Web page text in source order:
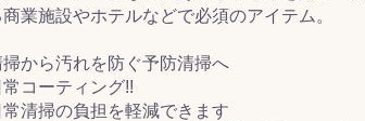
業施設やホテルなどで必須のアイテム。
掃から汚れを防ぐ予防清掃へ
常コーティング!!
常清掃の負担を軽減できます